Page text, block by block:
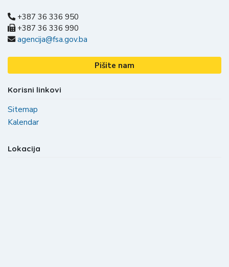
+387 36 336 950
+387 36 336 990
agencija@fsa.gov.ba
Pišite nam
Korisni linkovi
Sitemap
Kalendar
Lokacija